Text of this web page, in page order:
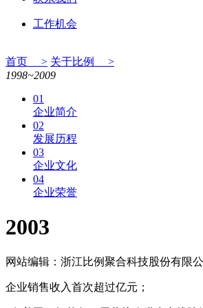
工作机会
首页 > 关于比例 >
1998~2009
01
企业简介
02
发展历程
03
企业文化
04
企业荣誉
2003
网站编辑：浙江比例聚合科技股份有限
企业销售收入首次超过亿元；